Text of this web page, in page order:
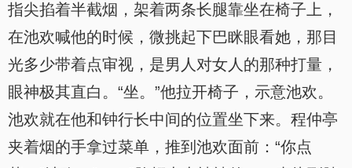
指尖掐着半截烟，架着两条长腿靠坐在椅子上，
在池欢喊他的时候，微挑起下巴眯眼看她，那目
光多少带着点审视，是男人对女人的那种打量，
眼神极其直白。“坐。”他拉开椅子，示意池欢。
池欢就在他和钟行长中间的位置坐下来。程仲亭
夹着烟的手拿过菜单，推到池欢面前：“你点